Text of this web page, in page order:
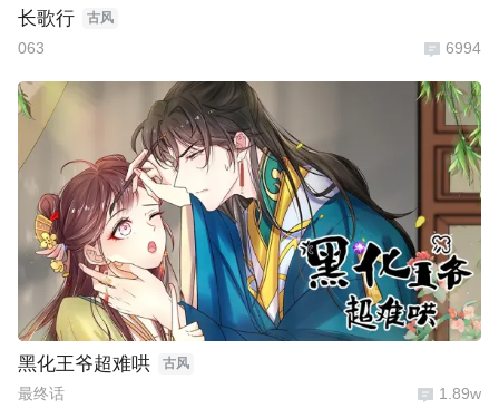
长歌行 古风
063 6994
黑化王爷超难哄 古风
最终话 1.89w